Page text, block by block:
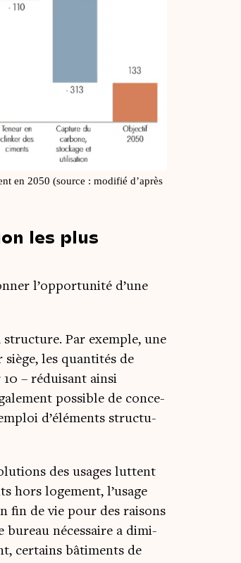
en 2050 (source : modi­fié d’a­près
les plus
l’opportunité d’une
Par exemple, une
les quan­ti­tés de
– rédui­sant ain­si
pos­sible de conce­
d’éléments struc­tu­
des usages luttent
hors loge­ment, l’usage
fin de vie pour des rai­sons
bureau néces­saire a dimi­
cer­tains bâti­ments de